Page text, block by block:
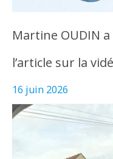
Martine OUDIN
l’article sur la
16 juin 2026